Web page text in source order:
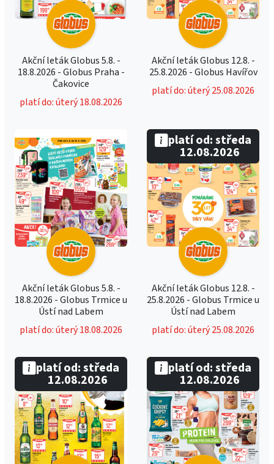
Akční leták Globus 5.8. -
18.8.2026 - Globus Praha -
Čakovice
platí do: úterý 18.08.2026
Akční leták Globus 12.8. -
25.8.2026 - Globus Havířov
platí do: úterý 25.08.2026
Akční leták Globus 5.8. -
18.8.2026 - Globus Trmice u
Ústí nad Labem
platí do: úterý 18.08.2026
Akční leták Globus 12.8. -
25.8.2026 - Globus Trmice u
Ústí nad Labem
platí do: úterý 25.08.2026
platí od: středa
12.08.2026
platí od: středa
12.08.2026
platí od: středa
12.08.2026